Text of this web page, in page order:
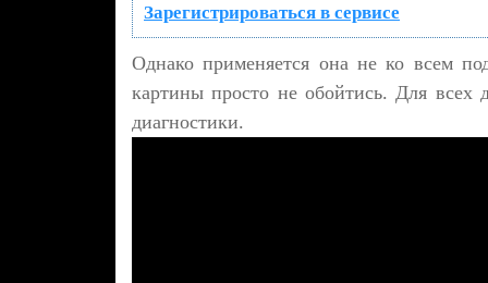
Зарегистрироваться в сервисе
Однако применяется она не ко всем
картины просто не обойтись. Для всех
диагностики.